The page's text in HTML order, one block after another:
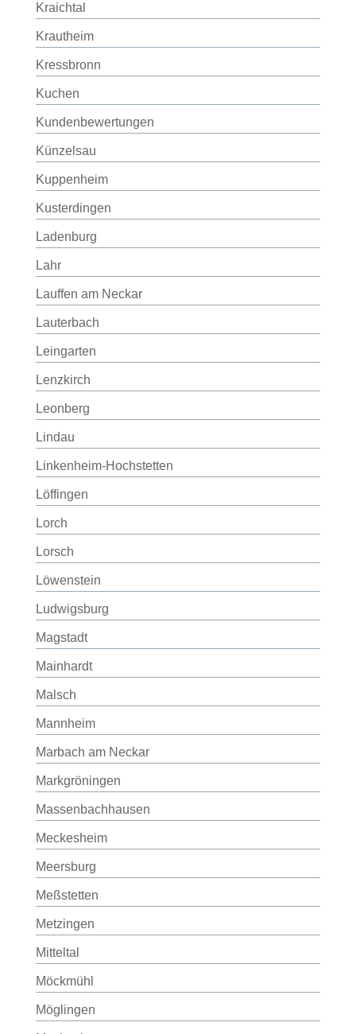
Kraichtal
Krautheim
Kressbronn
Kuchen
Kundenbewertungen
Künzelsau
Kuppenheim
Kusterdingen
Ladenburg
Lahr
Lauffen am Neckar
Lauterbach
Leingarten
Lenzkirch
Leonberg
Lindau
Linkenheim-Hochstetten
Löffingen
Lorch
Lorsch
Löwenstein
Ludwigsburg
Magstadt
Mainhardt
Malsch
Mannheim
Marbach am Neckar
Markgröningen
Massenbachhausen
Meckesheim
Meersburg
Meßstetten
Metzingen
Mitteltal
Möckmühl
Möglingen